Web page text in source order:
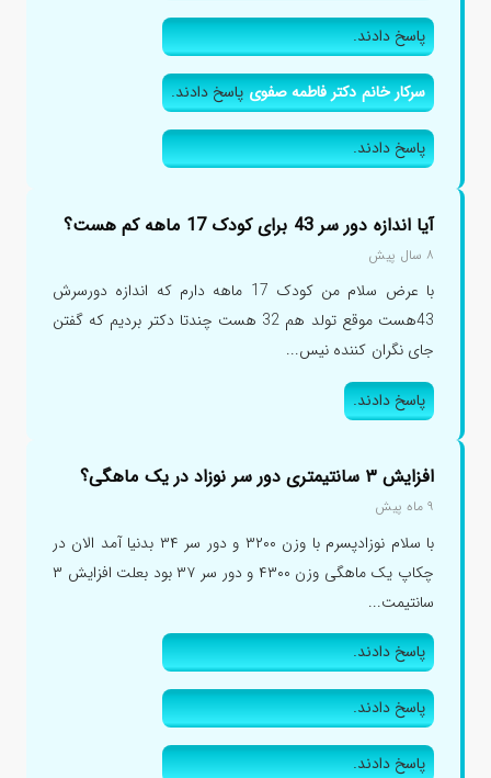
پاسخ دادند.
سرکار خانم دکتر فاطمه صفویپاسخ دادند.
پاسخ دادند.
آیا اندازه دور سر 43 برای کودک 17 ماهه کم هست؟
۸ سال پیش
با عرض سلام من کودک 17 ماهه دارم که اندازه دورسرش
43هست موقع تولد هم 32 هست چندتا دکتر بردیم که گفتن
جای نگران کننده نیس...
پاسخ دادند.
افزایش ۳ سانتیمتری دور سر نوزاد در یک ماهگی؟
۹ ماه پیش
با سلام نوزادپسرم با وزن ۳۲۰۰ و دور سر ۳۴ بدنیا آمد الان در
چکاپ یک ماهگی وزن ۴۳۰۰ و دور سر ۳۷ بود بعلت افزایش ۳
سانتیمت...
پاسخ دادند.
پاسخ دادند.
پاسخ دادند.